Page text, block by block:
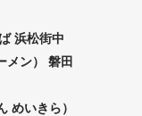
浜松街中
メン） 磐田
めいきら）